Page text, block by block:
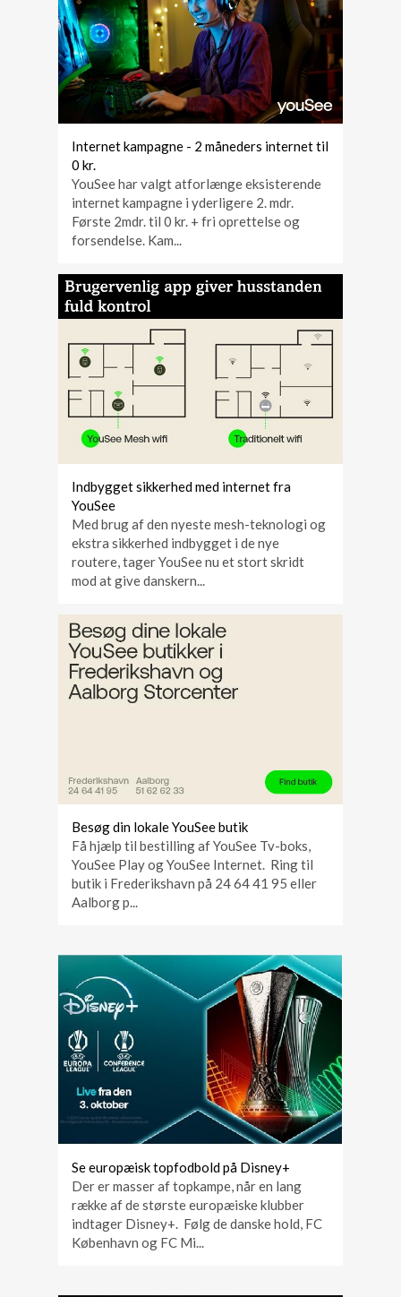
Internet kampagne - 2 måneders internet til
0 kr.
YouSee har valgt atforlænge eksisterende
internet kampagne i yderligere 2. mdr.
Første 2mdr. til 0 kr. + fri oprettelse og
forsendelse. Kam...
Indbygget sikkerhed med internet fra
YouSee
Med brug af den nyeste mesh-teknologi og
ekstra sikkerhed indbygget i de nye
routere, tager YouSee nu et stort skridt
mod at give danskern...
Besøg din lokale YouSee butik
Få hjælp til bestilling af YouSee Tv-boks,
YouSee Play og YouSee Internet. Ring til
butik i Frederikshavn på 24 64 41 95 eller
Aalborg p...
Se europæisk topfodbold på Disney+
Der er masser af topkampe, når en lang
række af de største europæiske klubber
indtager Disney+. Følg de danske hold, FC
København og FC Mi...